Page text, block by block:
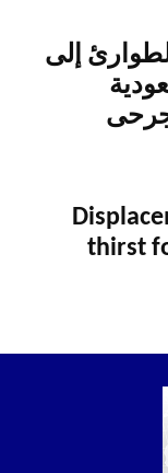
إلى
والسعودية
thirst